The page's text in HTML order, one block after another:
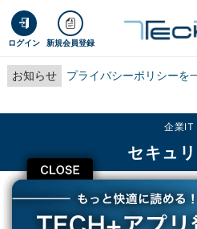
ログイン 新規会員登録
お知らせ プライバシーポリシーを
CLOSE
企業IT
セキュ
TECH+ 企業IT
セキュリティ